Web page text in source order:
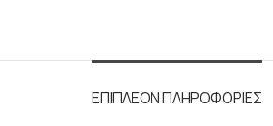
ΕΠΙΠΛΈΟΝ ΠΛΗΡΟΦΟΡΊΕΣ